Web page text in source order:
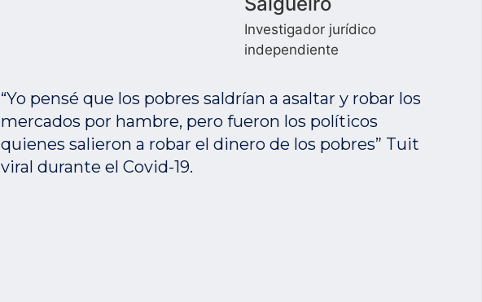
Investigador jurídico
independiente
“Yo pensé que los pobres saldrían a asaltar y robar los
mercados por hambre, pero fueron los políticos
quienes salieron a robar el dinero de los pobres” Tuit
viral durante el Covid-19.